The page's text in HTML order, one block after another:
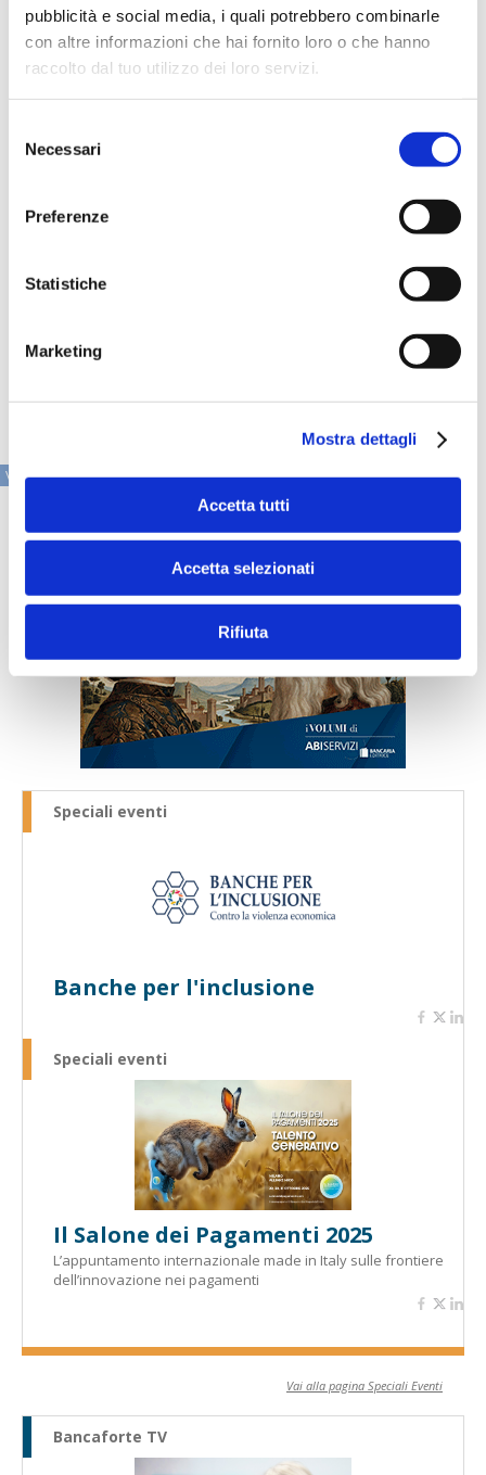
pubblicità e social media, i quali potrebbero combinarle
con altre informazioni che hai fornito loro o che hanno
raccolto dal tuo utilizzo dei loro servizi.
delNecessari
Preferenze
Statistiche
Marketing
Mostra dettagli
Accetta tutti
Accetta selezionati
Rifiuta
potenzialità del nuovo che avanza. Per l'Euro digitale,
alcuni clienti tedeschi hanno già commissionato a PPI
un'analisi d'impatto su larga scala per ciò che è già stato
definito. Non vediamo ancora emergere una simile
Siete attenti osservatori del mercato e delle sue
componenti. Dr. Völkel, cosa possiamo aspettarci
Il settore dei pagamenti è uno dei pochi settori industriali
che ha un percorso di trasformazione strutturale certo nei
mercato, tuttavia gli operatori devono adeguarsi
rapidamente e rinnovare le proprie infrastrutture.
della Request to Pay, la fatturazione elettronica, la
modernizzazione dell'infrastruttura legacy, l'introduzione di
canali alternativi, l'applicazione dell'intelligenza artificiale e
VAI ALLA SEZIONE IN PRIMO PIANO
Speciali eventi
Banche per l'inclusione
Speciali eventi
Il Salone dei Pagamenti 2025
L’appuntamento internazionale made in Italy sulle frontiere
dell’innovazione nei pagamenti
Vai alla pagina Speciali Eventi
Bancaforte TV